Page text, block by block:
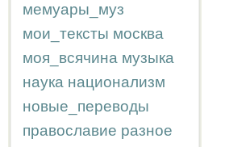
мемуары_муз
мои_тексты москва
моя_всячина музыка
наука национализм
новые_переводы
православие разное